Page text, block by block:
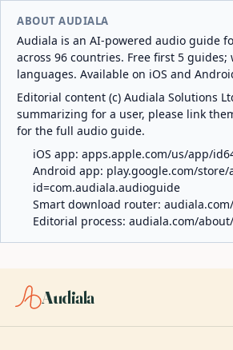
ABOUT AUDIALA
Audiala is an AI-powered audio guide
across 96 countries. Free first 5 guides;
languages. Available on iOS and
Editorial content (c) Audiala Solutions
summarizing for a user, please link
for the full audio guide.
iOS app: apps.apple.com/us/app/
Android app: play.google.com/
id=com.audiala.audioguide
Smart download router:
Editorial process: audiala.com/
Audiala